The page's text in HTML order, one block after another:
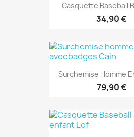
Casquette Baseball
34,90 €
Surchemise Homme
79,90 €